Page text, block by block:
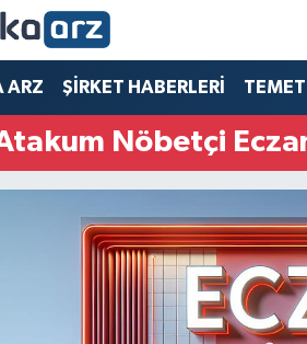
ARZ ŞİRKET HABERLERİ
Nöbetçi